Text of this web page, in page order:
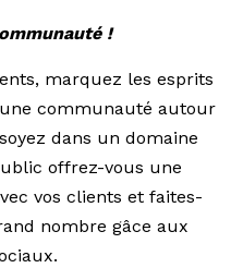
!
marquez les esprits
communauté autour
dans un domaine
offrez-vous une
vos clients et faites-
nombre gâce aux